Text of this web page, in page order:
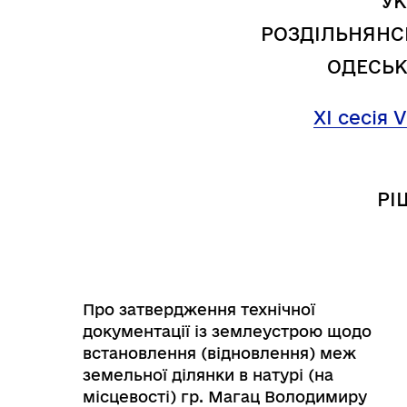
Графіки прийому громадян
XI сесія
Про затвердження технічної
документації із землеустрою щодо
встановлення (відновлення) меж
земельної ділянки в натурі (на
місцевості) гр. Магац Володимиру